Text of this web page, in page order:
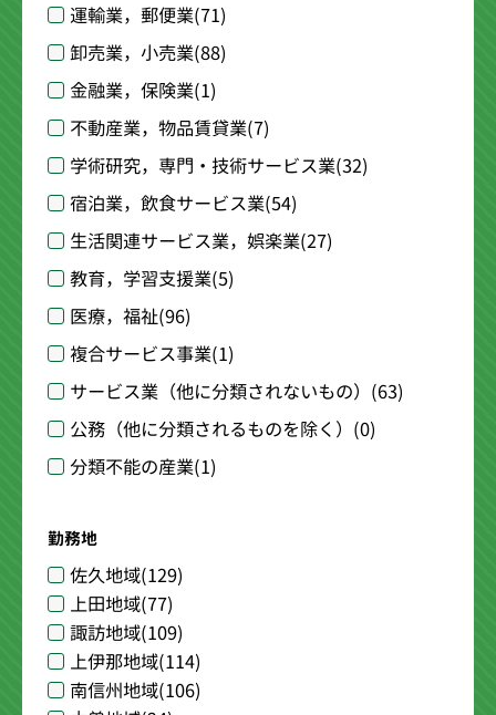
運輸業，郵便業(71)
卸売業，小売業(88)
金融業，保険業(1)
不動産業，物品賃貸業(7)
学術研究，専門・技術サービス業(32)
宿泊業，飲食サービス業(54)
生活関連サービス業，娯楽業(27)
教育，学習支援業(5)
医療，福祉(96)
複合サービス事業(1)
サービス業（他に分類されないもの） (63)
公務（他に分類されるものを除く） (0)
分類不能の産業(1)
勤務地
佐久地域(129)
上田地域(77)
諏訪地域(109)
上伊那地域(114)
南信州地域(106)